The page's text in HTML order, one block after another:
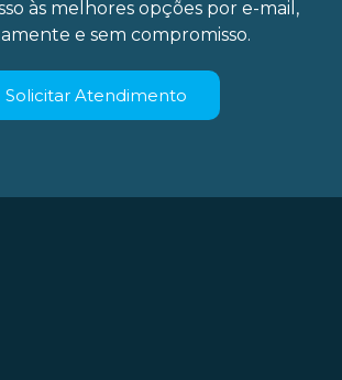
às melhores opções por e-mail,
e sem compromisso.
Solicitar Atendimento